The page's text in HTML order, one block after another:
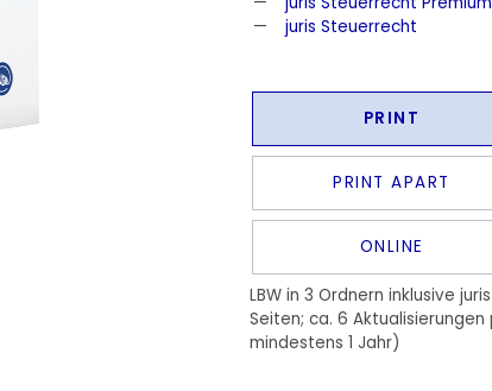
juris Steuerrecht
PRINT
PRINT APART
ONLINE
LBW in 3 Ordnern inklusive
Seiten; ca. 6
mindestens 1 Jahr)